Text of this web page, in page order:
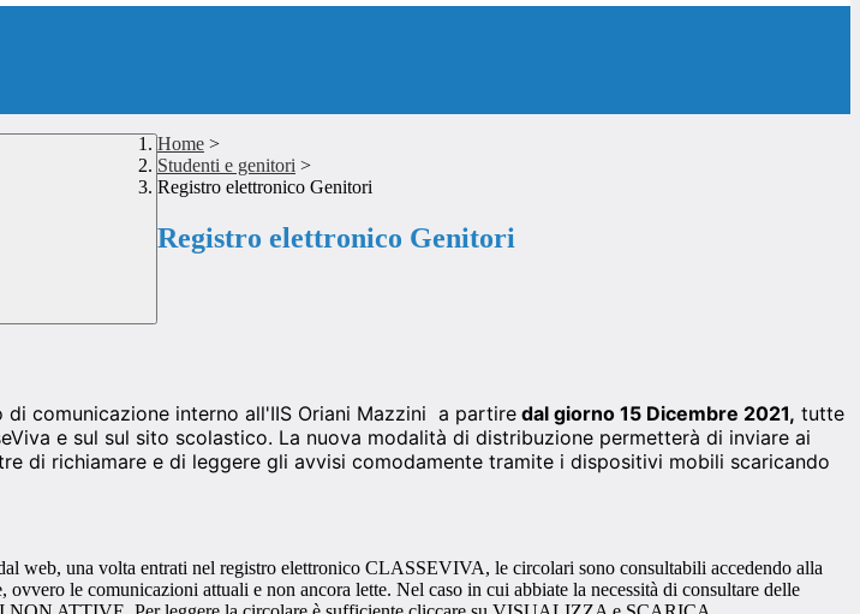
Home >
Studenti e genitori >
Registro elettronico Genitori
Registro elettronico Genitori
comunicazione interno all'IIS Oriani Mazzini a partire dal giorno 15 Dicembre 2021, tutte
e sul sul sito scolastico. La nuova modalità di distribuzione permetterà di inviare ai
di richiamare e di leggere gli avvisi comodamente tramite i dispositivi mobili scaricando
web, una volta entrati nel registro elettronico CLASSEVIVA, le circolari sono consultabili accedendo alla
le comunicazioni attuali e non ancora lette. Nel caso in cui abbiate la necessità di consultare delle